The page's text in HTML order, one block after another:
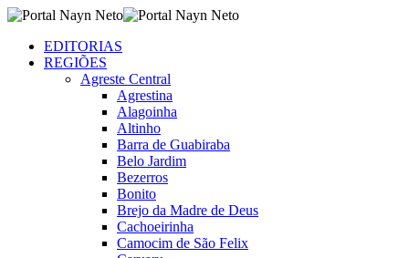
EDITORIAS
REGIÕES
Agreste Central
Agrestina
Alagoinha
Altinho
Barra de Guabiraba
Belo Jardim
Bezerros
Bonito
Brejo da Madre de Deus
Cachoeirinha
Camocim de São Felix